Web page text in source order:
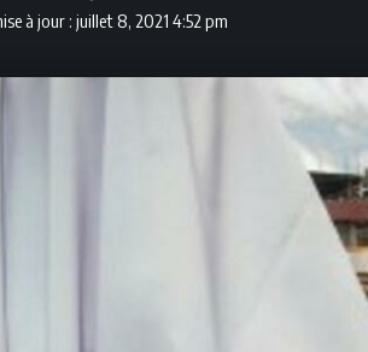
à jour : juillet 8, 2021 4:52 pm